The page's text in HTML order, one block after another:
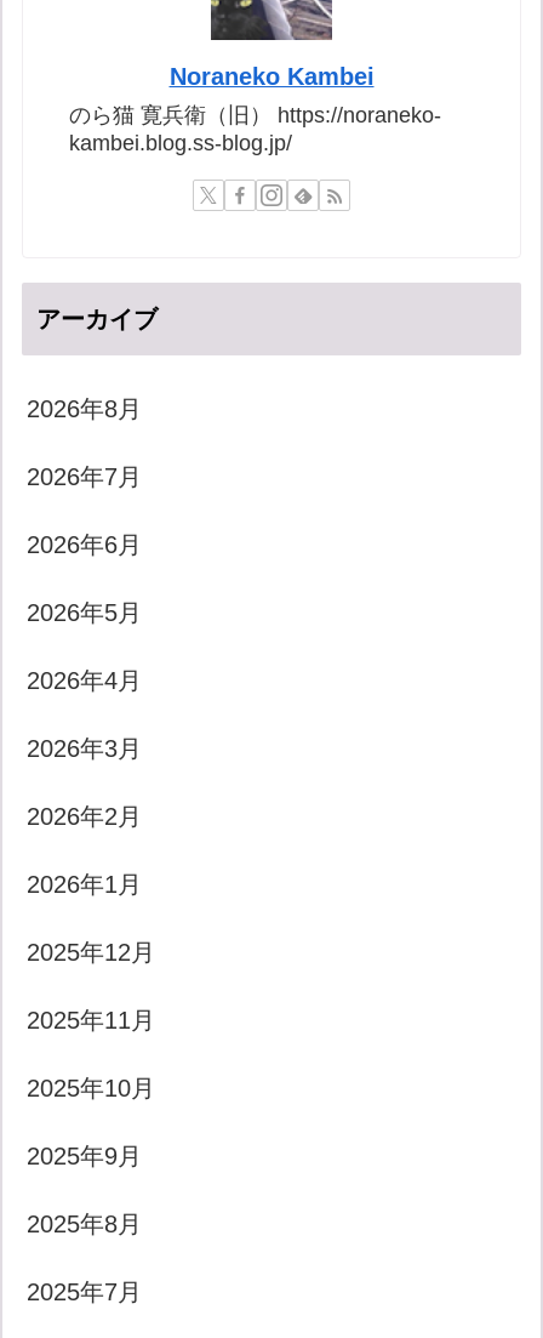
Noraneko Kambei
のら猫 寛兵衛（旧） https://noraneko-
kambei.blog.ss-blog.jp/
アーカイブ
2026年8月
2026年7月
2026年6月
2026年5月
2026年4月
2026年3月
2026年2月
2026年1月
2025年12月
2025年11月
2025年10月
2025年9月
2025年8月
2025年7月